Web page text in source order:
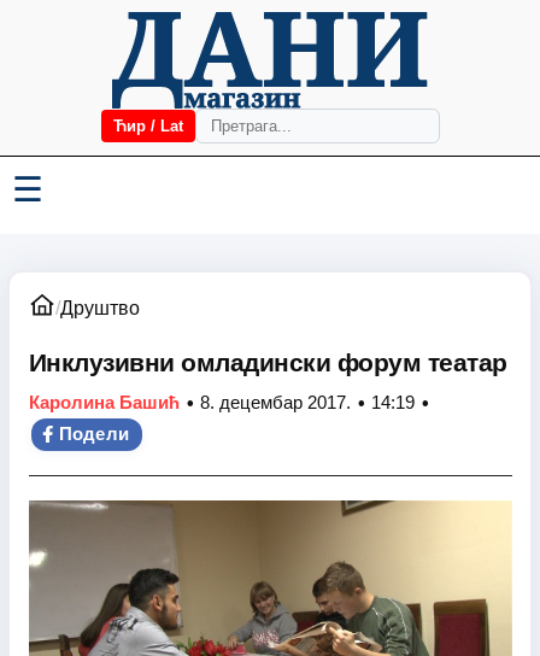
Ћир / Lat
☰
/Друштво
Инклузивни омладински форум театар
Каролина Башић • 8. децембар 2017. • 14:19 •
Подели